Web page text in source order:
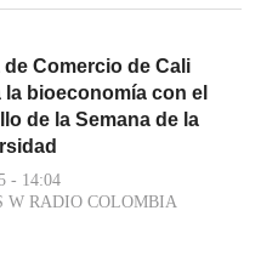
de Comercio de Cali
la bioeconomía con el
de la Semana de la
- 14:04
W RADIO COLOMBIA